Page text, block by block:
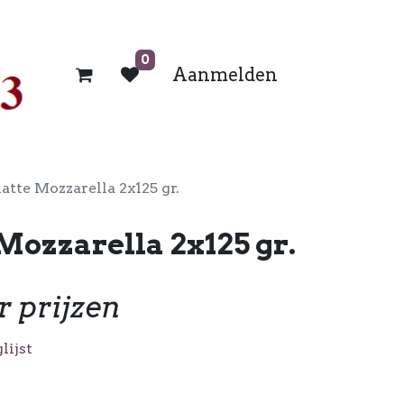
0
Aanmelden
Mozzarella 2x125 gr.
2x125 gr.
prijzen